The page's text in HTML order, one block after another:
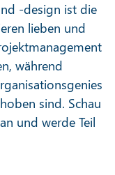
-design ist die
lieben und
während
sind. Schau
und werde Teil